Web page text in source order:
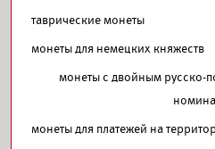
таврические монеты
монеты для немецких княжеств
монеты с двойным русско-
монеты для платежей на